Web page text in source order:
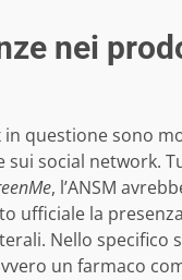
nei
questione sono
sui social network.
, l’ANSM
ufficiale la
Nello specifico
un farmaco